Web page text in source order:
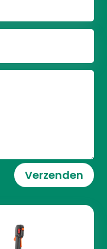
Verzenden